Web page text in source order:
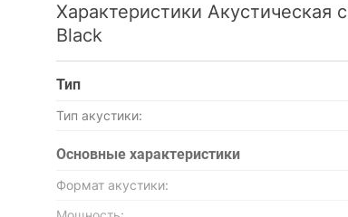
Характеристики Акустическая
Black
Тип
Тип акустики:
Основные характеристики
Формат акустики: